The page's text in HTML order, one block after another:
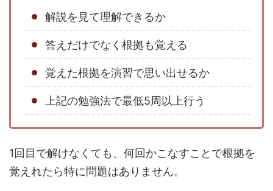
解説を見て理解できるか
答えだけでなく根拠も覚える
覚えた根拠を演習で思い出せるか
上記の勉強法で最低5周以上行う
1回目で解けなくても、何回かこなすことで根拠を
覚えれたら特に問題はありません。